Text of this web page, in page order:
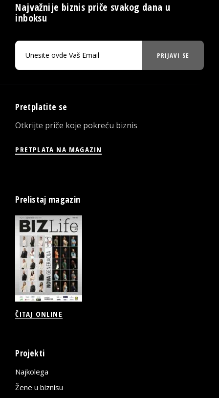
Najvažnije biznis priče svakog dana u
inboksu
PRIJAVI SE
Pretplatite se
Otkrijte priče koje pokreću biznis
PRETPLATA NA MAGAZIN
Prelistaj magazin
ČITAJ ONLINE
Projekti
Najkolega
Žene u biznisu